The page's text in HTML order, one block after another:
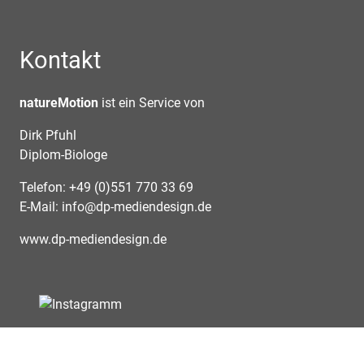
Kontakt
natureMotion ist ein Service von
Dirk Pfuhl
Diplom-Biologe
Telefon: +49 (0)551 770 33 69
E-Mail: info@dp-mediendesign.de
www.dp-mediendesign.de